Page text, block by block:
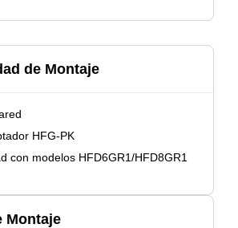
de Montaje
HFG-PK
con modelos HFD6GR1/HFD8GR1
Montaje